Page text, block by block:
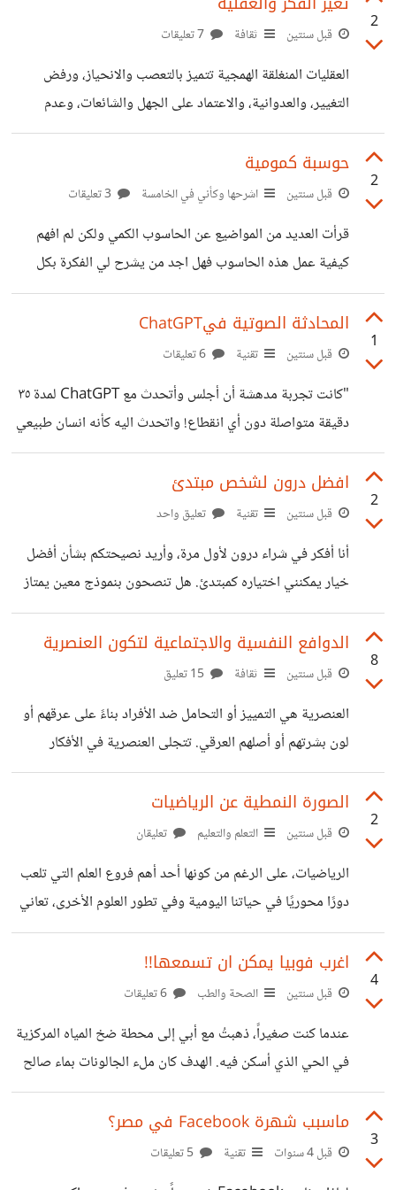
2
قبل سنتين ثقافة
العقليات المنغلقة الهمجية تتميز بالتعصب والانحياز، ورفض
التغيير، والعدوانية، والاعتماد على الجهل والشائعات، وعدم
التسامح والانغلاق الفكري. ويفضلون العزلة الاجتماعية والتمسك
بالطرق التقليدية حتى لو كانت غير فعالة. الناس حرة ولكن اذا
كانت العقلية هذه تضر المجتمع! فكيف يمكننا اقناع هذا الشخص
وتضر عائلته ومجتمعه ماهي الاساليب التي يمكننا فعلها؟
2
حوسبة كمومية
قبل سنتين اشرحها وكأني في الخامسة
قرأت العديد من المواضيع عن الحاسوب الكمي ولكن لم افهم
كيفية عمل هذه الحاسوب فهل اجد من يشرح لي الفكرة بكل
بساطة؟
1
المحادثة الصوتية فيChatGPT
قبل سنتين تقنية
"كانت تجربة مدهشة أن أجلس وأتحدث مع ChatGPT لمدة ٣٥
دقيقة متواصلة دون أي انقطاع! واتحدث اليه كأنه انسان طبيعي
ودار في حديثنا مواضيع مختلفة مثل التحدث عن إنترنت الاشياء
وتاريخ الخلافة الراشدة وأيضا التحدث عن تصنيع الادوية كل
هذه الاشياء في محادثة واحدة😂
2
افضل درون لشخص مبتدئ
قبل سنتين تقنية تعليق واحد
أنا أفكر في شراء درون لأول مرة، وأريد نصيحتكم بشأن أفضل
خيار يمكنني اختياره كمبتدئ. هل تنصحون بنموذج معين يمتاز
بسهولة الاستخدام وسعر مناسب؟ وما هي الميزات الأساسية التي
يجب أن أبحث عنها في الدرون والاشياء التي يجب ان ابتعد
عنها؟
8
الدوافع النفسية والاجتماعية لتكون العنصرية
قبل سنتين ثقافة
العنصرية هي التمييز أو التحامل ضد الأفراد بناءً على عرقهم أو
لون بشرتهم أو أصلهم العرقي. تتجلى العنصرية في الأفكار
المسبقة والسلوكيات والتصرفات التي تقلل من قيمة أو تهمش
الأشخاص من مجموعات عرقية معينة. يمكن أن تكون العنصرية
واضحة ومباشرة مثل استخدام ألفاظ مهينة أو عنيفة، أو خفية
العنصرية لدى الشخص وهل هي تتكون وراثياً ام تتكون عن
طريق التربية كيف يصبح الشخص عنصري ؟
2
الصورة النمطية عن الرياضيات
قبل سنتين التعلم والتعليم تعليقان
الرياضيات، على الرغم من كونها أحد أهم فروع العلم التي تلعب
دورًا محوريًا في حياتنا اليومية وفي تطور العلوم الأخرى، تعاني
من صورة نمطية سلبية تؤثر بشكل كبير على تقبل الناس لها
وتعلمها. كثيرًا ما تُعتبر الرياضيات مجالًا معقدًا ومجردًا يقتصر
فهمه على الأشخاص ذوي الذكاء الاستثنائي، مما يخلق حاجزًا
نفسيًا كبيرًا أمام العديد من الأفراد. برأيك كيف نحسن من الصورة
النمطية للرياضيات ونجعل الناس يرونها على انها علم ممتع
وجميل. برأيي انا اتوقع ان يتم التركيز في المناهج على
4
اغرب فوبيا يمكن ان تسمعها!!
قبل سنتين الصحة والطب
عندما كنت صغيراً، ذهبتُ مع أبي إلى محطة ضخ المياه المركزية
في الحي الذي أسكن فيه. الهدف كان ملء الجالونات بماء صالح
للشرب، لأن المياه النقية لم تصل إلى منزلنا حينها بسبب أعمال
الصيانة. وكانت تأتينا فقط مياه الاستحمام والغسيل. عندما وصلنا
إلى المحطة، انشغل والدي مع صديقه الذي صادفوه هناك
بالصدفة، وكانت أنابيب التعبئة خارج المحطة لخدمة العامة. أثار
3
ماسبب شهرة Facebook في مصر؟
قبل 4 سنوات تقنية